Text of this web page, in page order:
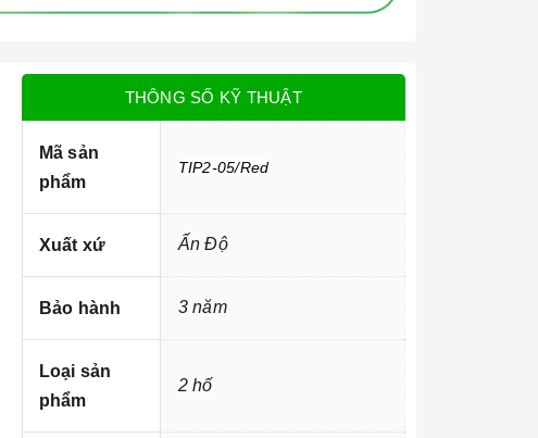
THÔNG SỐ KỸ THUẬT
Mã sản
phẩm
TIP2-05/Red
Xuất xứ Ấn Độ
Bảo hành 3 năm
Loại sản
phẩm
2 hố